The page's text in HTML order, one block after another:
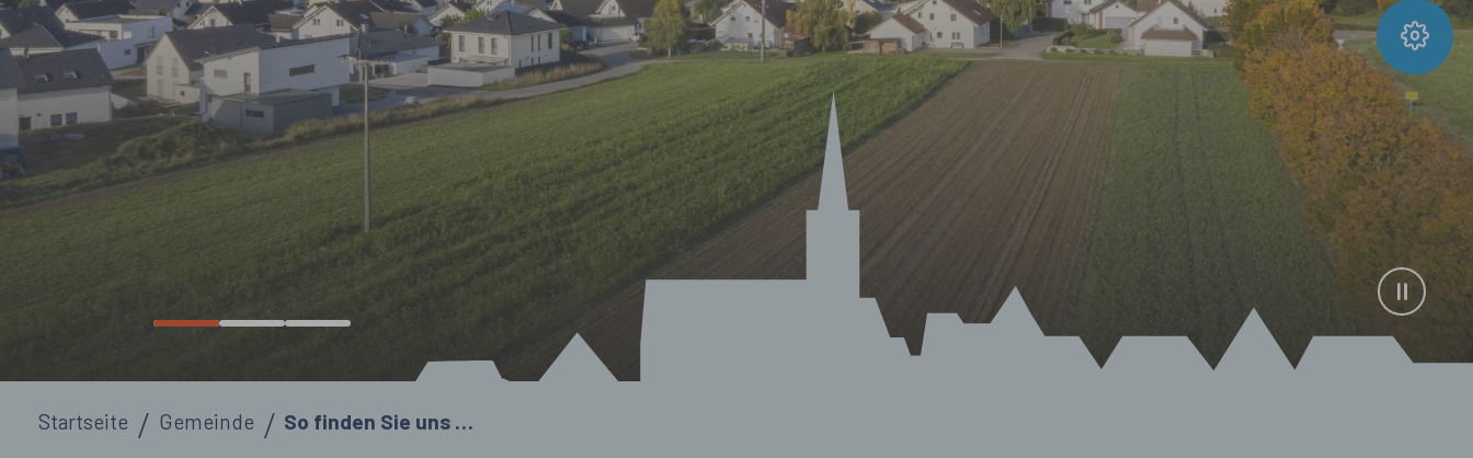
Startseite Gemeinde So finden Sie uns …